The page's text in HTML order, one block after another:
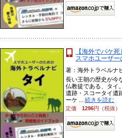
【海外でパケ
スマホユーザ
著：海外トラベルナ
長い王朝の歴史が今
仏教徒である、タイ
遺跡・スコータイ遺
ーケ ...続きを読む
定価1296円（税抜）